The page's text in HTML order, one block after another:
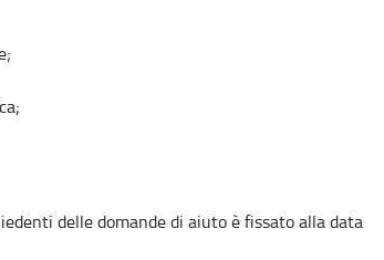
delle domande di aiuto è fissato alla data